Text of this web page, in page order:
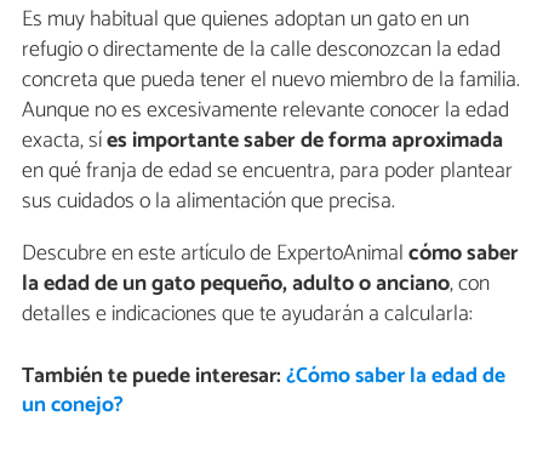
Es muy habitual que quienes adoptan un gato en un
refugio o directamente de la calle desconozcan la edad
concreta que pueda tener el nuevo miembro de la familia.
Aunque no es excesivamente relevante conocer la edad
exacta, síes importante saber de forma aproximada
en qué franja de edad se encuentra, para poder plantear
sus cuidados o la alimentación que precisa.
Descubre en este artículo de ExpertoAnimalcómo saber
la edad de un gato pequeño, adulto o anciano, con
detalles e indicaciones que te ayudarán a calcularla:
También te puede interesar:¿Cómo saber la edad de
un conejo?